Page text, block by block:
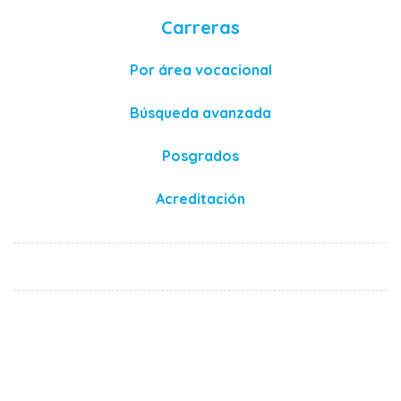
Carreras
Por área vocacional
Búsqueda avanzada
Posgrados
Acreditación